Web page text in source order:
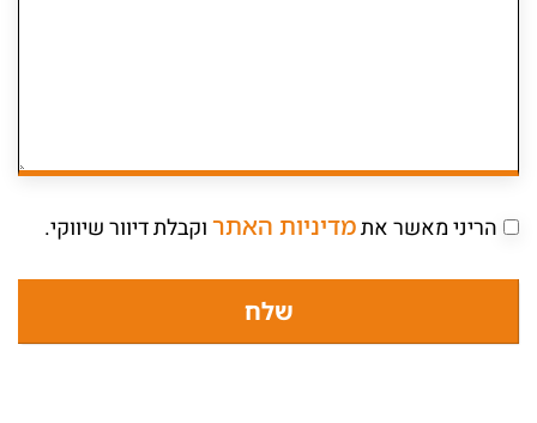
הריני מאשר אתמדיניות האתרוקבלת דיוור שיווקי.
שלח